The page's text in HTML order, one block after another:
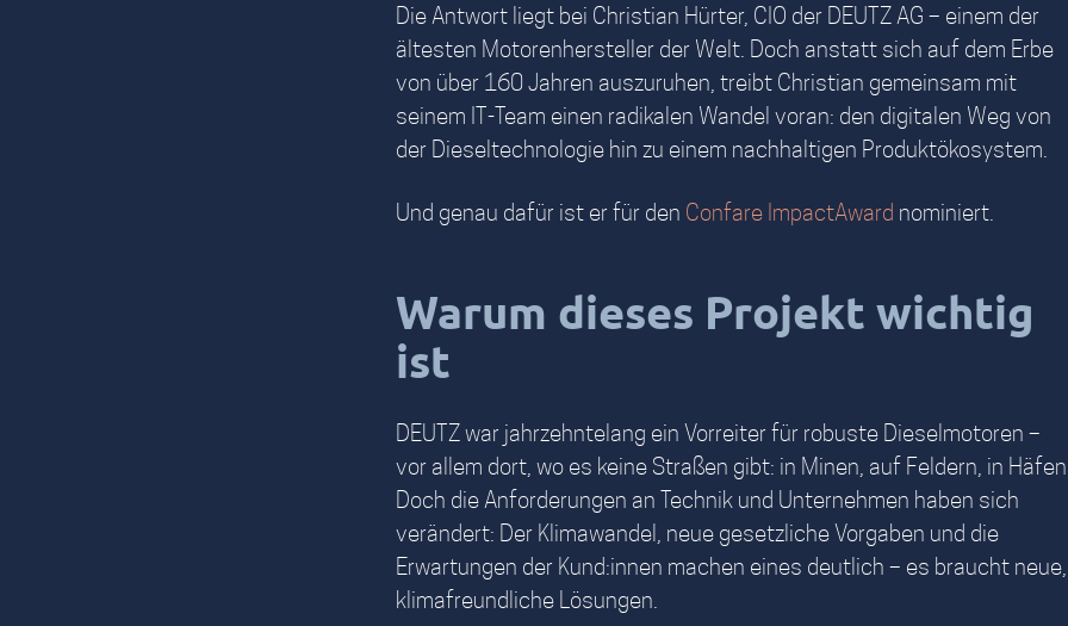
Die Antwort liegt bei Christian Hürter, CIO der DEUTZ AG – einem der
ältesten Motorenhersteller der Welt. Doch anstatt sich auf dem Erbe
von über 160 Jahren auszuruhen, treibt Christian gemeinsam mit
seinem IT-Team einen radikalen Wandel voran: den digitalen Weg von
der Dieseltechnologie hin zu einem nachhaltigen Produktökosystem.
Und genau dafür ist er für den Confare ImpactAward nominiert.
Warum dieses Projekt wichtig
ist
DEUTZ war jahrzehntelang ein Vorreiter für robuste Dieselmotoren –
vor allem dort, wo es keine Straßen gibt: in Minen, auf Feldern, in
Doch die Anforderungen an Technik und Unternehmen haben sich
verändert: Der Klimawandel, neue gesetzliche Vorgaben und die
Erwartungen der Kund:innen machen eines deutlich – es braucht neue,
klimafreundliche Lösungen.